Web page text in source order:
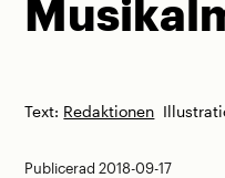
Text: Redaktionen
Publicerad 2018-09-17